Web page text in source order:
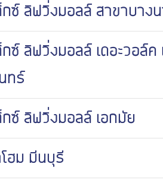
กซ์ ลิฟวิ่งมอลล์ สาขาบาง
กซ์ ลิฟวิ่งมอลล์ เดอะวอล์ค
ทร์
กซ์ ลิฟวิ่งมอลล์ เอกมัย
โฮม มีนบุรี